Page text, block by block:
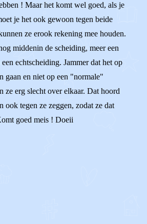
! Maar het komt wel goed, als je
je het ook gewoon tegen beide
ze erook rekening mee houden.
middenin de scheiding, meer een
echtscheiding. Jammer dat het op
gaan en niet op een "normale"
ze erg slecht over elkaar. Dat hoord
ook tegen ze zeggen, zodat ze dat
goed meis ! Doeii